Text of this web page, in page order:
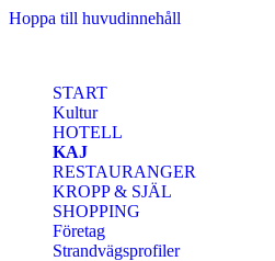
Hoppa till huvudinnehåll
START
Kultur
HOTELL
KAJ
RESTAURANGER
KROPP & SJÄL
SHOPPING
Företag
Strandvägsprofiler